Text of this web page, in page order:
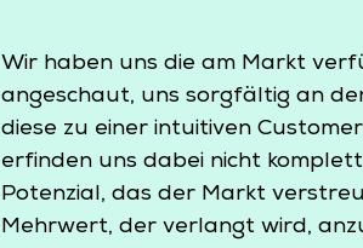
Wir haben uns die am Markt
angeschaut, uns sorgfältig an
diese zu einer intuitiven
erfinden uns dabei nicht
Potenzial, das der Markt
Mehrwert, der verlangt wird,